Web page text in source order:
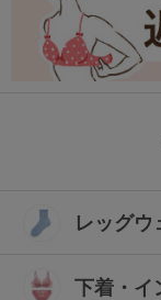
レッグウ
下着・イ